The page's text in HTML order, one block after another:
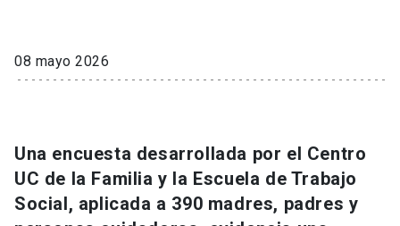
Extensión
Universidad
Información para keyboard_arrow_down
08 mayo 2026
Una encuesta desarrollada por el Centro
UC de la Familia y la Escuela de Trabajo
Social, aplicada a 390 madres, padres y